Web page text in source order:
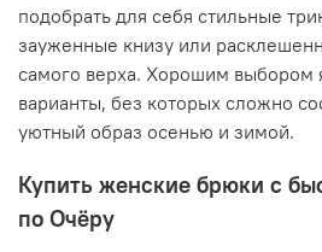
подобрать для себя стильные
зауженные книзу или
самого верха. Хорошим выбором
варианты, без которых сложно
уютный образ осенью и зимой.
Купить женские брюки с
по Очёру